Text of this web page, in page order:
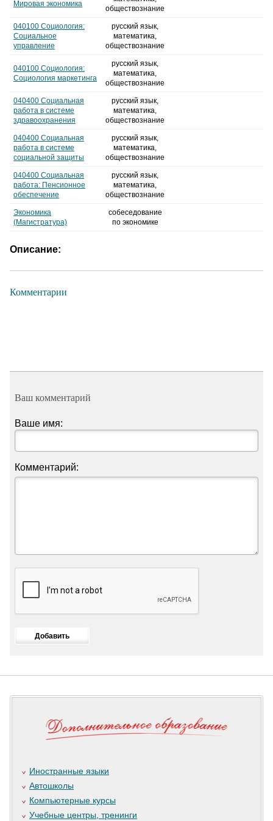
Мировая экономика
обществознание
040100 Социология:
Социальное
управление
русский язык,
математика,
обществознание
040100 Социология:
Социология маркетинга
русский язык,
математика,
обществознание
040400 Социальная
работа в системе
здравоохранения
русский язык,
математика,
обществознание
040400 Социальная
работа в системе
социальной защиты
русский язык,
математика,
обществознание
040400 Социальная
работа: Пенсионное
обеспечение
русский язык,
математика,
обществознание
Экономика
(Магистратура)
собеседование
по экономике
Описание:
Комментарии
Ваш комментарий
Ваше имя:
Комментарий:
Иностранные языки
Автошколы
Компьютерные курсы
Учебные центры, тренинги